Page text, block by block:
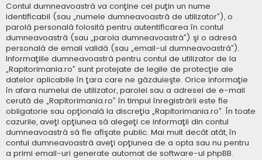
Contul dumneavoastră va conţine cel puţin un nume
identificabil (sau „numele dumneavoastră de utilizator”), o
parolă personală folosită pentru autentificarea în contul
dumneavoastră (sau „parola dumneavoastră”) şi o adresă
personală de email validă (sau „email-ul dumneavoastră”).
Informaţiile dumneavoastră pentru contul de utilizator de la
„Rapitorimania.ro” sunt protejate de legile de protecţie ale
datelor aplicabile în ţara care ne găzduieşte. Orice informaţie
în afara numelui de utilizator, parolei sau a adresei de e-mail
cerută de „Rapitorimania.ro” în timpul înregistrării este fie
obligatorie sau opţională la discreţia „Rapitorimania.ro”. În toate
cazurile, aveţi opţiunea să alegeţi ce informaţii din contul
dumneavoastră să fie afişate public. Mai mult decât atât, în
contul dumneavoastră aveţi opţiunea de a opta sau nu pentru
a primi email-uri generate automat de software-ul phpBB.